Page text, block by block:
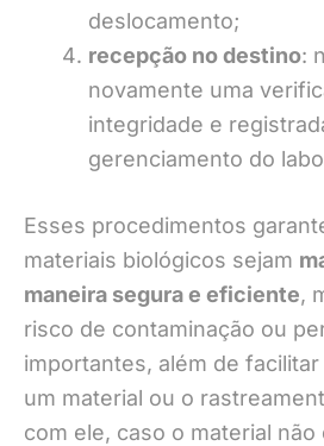
deslocamento;
recepção no destino:
novamente uma
integridade e
gerenciamento do
Esses procedimentos
materiais biológicos sejam
maneira segura e eficiente,
risco de contaminação ou
importantes, além de
um material ou o
com ele, caso o material